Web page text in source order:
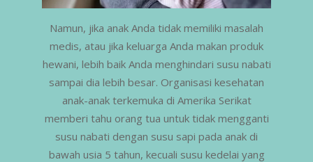
Namun, jika anak Anda tidak memiliki masalah
medis, atau jika keluarga Anda makan produk
hewani, lebih baik Anda menghindari susu nabati
sampai dia lebih besar. Organisasi kesehatan
anak-anak terkemuka di Amerika Serikat
memberi tahu orang tua untuk tidak mengganti
susu nabati dengan susu sapi pada anak di
bawah usia 5 tahun, kecuali susu kedelai yang